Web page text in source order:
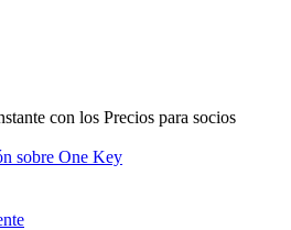
con los Precios para socios
sobre One Key